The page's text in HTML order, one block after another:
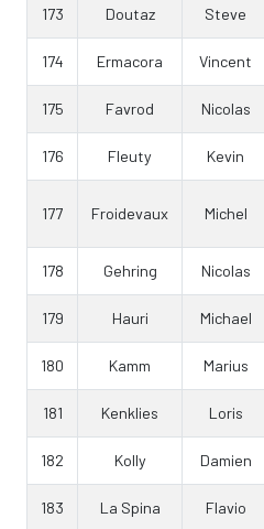
173 Doutaz Steve
174 Ermacora Vincent
175 Favrod Nicolas
176 Fleuty Kevin
177 Froidevaux Michel
178 Gehring Nicolas
179 Hauri Michael
180 Kamm Marius
181 Kenklies Loris
182 Kolly Damien
183 La Spina Flavio